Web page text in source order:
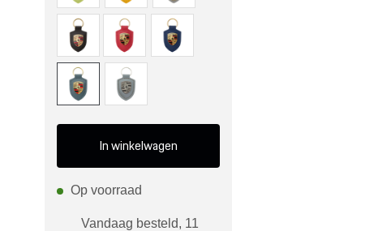
In winkelwagen
Op voorraad
Vandaag besteld, 11